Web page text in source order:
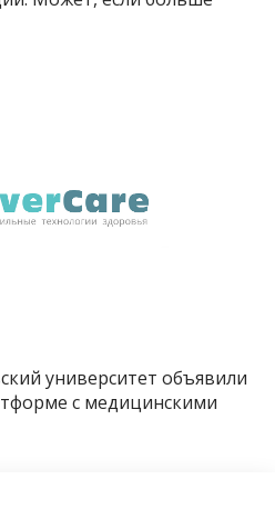
университет объявили
с медицинскими